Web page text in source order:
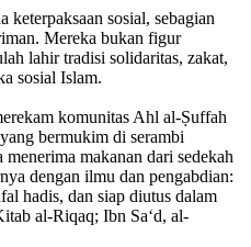
keterpaksaan sosial, sebagian
Mereka bukan figur
lahir tradisi solidaritas, zakat,
sosial Islam.
komunitas Ahl al-Ṣuffah
bermukim di serambi
makanan dari sedekah
dengan ilmu dan pengabdian:
hadis, dan siap diutus dalam
al-Riqaq; Ibn Sa‘d, al-